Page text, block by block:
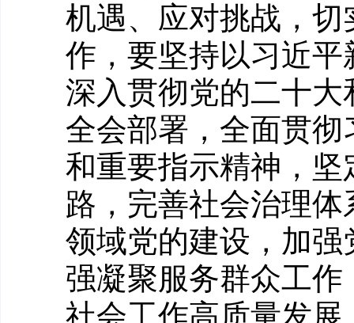
机遇、应对挑战，
作，要坚持以习近
深入贯彻党的二十
全会部署，全面贯
和重要指示精神，
路，完善社会治理
领域党的建设，加
强凝聚服务群众工
社会工作高质量发展